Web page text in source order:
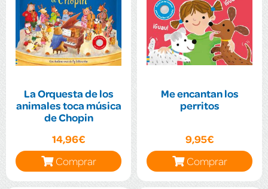
La Orquesta de los
animales toca música
de Chopin
14,96€
Comprar
Me encantan los
perritos
9,95€
Comprar